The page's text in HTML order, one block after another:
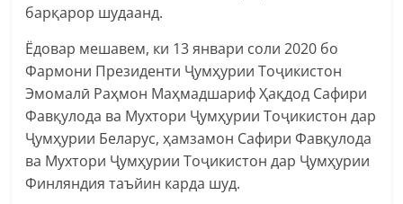
барқарор шудаанд.
Ёдовар мешавем, ки 13 январи соли 2020 бо
Фармони Президенти Ҷумҳурии Тоҷикистон
Эмомалӣ Раҳмон Маҳмадшариф Ҳақдод Сафири
Фавқулода ва Мухтори Ҷумҳурии Тоҷикистон дар
Ҷумҳурии Беларус, ҳамзамон Сафири Фавқулода
ва Мухтори Ҷумҳурии Тоҷикистон дар Ҷумҳурии
Финляндия таъйин карда шуд.